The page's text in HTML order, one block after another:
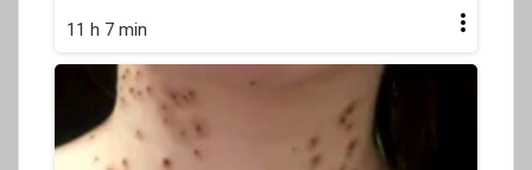
11 h 7 min